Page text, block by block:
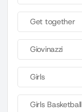
Get together
Giovinazzi
Girls
Girls Basketball